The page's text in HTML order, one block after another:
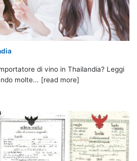
di vino in Thailandia? Leggi
molte... [read more]